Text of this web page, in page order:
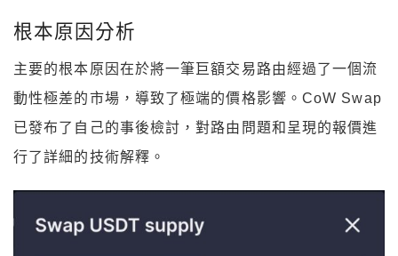
根本原因分析
主要的根本原因在於將一筆巨額交易路由經過了一個流
動性極差的市場，導致了極端的價格影響。CoW Swap
已發布了自己的事後檢討，對路由問題和呈現的報價進
行了詳細的技術解釋。